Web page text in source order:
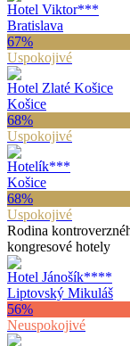
Hotel Viktor***
Bratislava
67%
Uspokojivé
Hotel Zlaté Košice
Košice
68%
Uspokojivé
Hotelík***
Košice
68%
Uspokojivé
Rodina
kongresové hotely
Hotel Jánošík****
Liptovský Mikuláš
56%
Neuspokojivé